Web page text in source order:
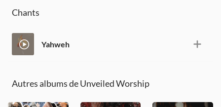
Chants
Yahweh
Autres albums de Unveiled Worship